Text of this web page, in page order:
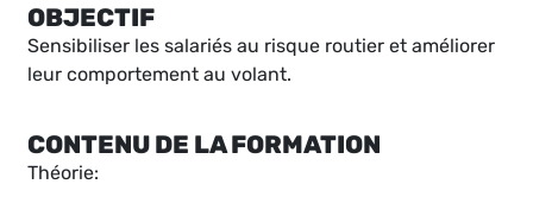
OBJECTIF
Sensibiliser les salariés au risque routier et améliorer
leur comportement au volant.
CONTENU DE LA FORMATION
Théorie: